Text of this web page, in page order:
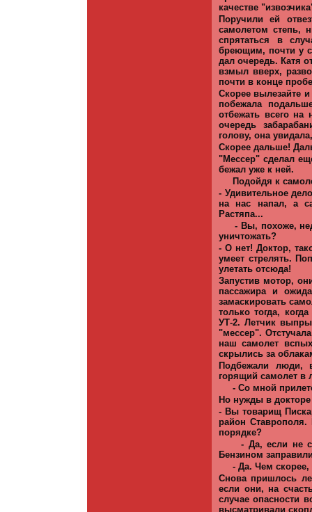
качестве
Поручили ей
самолетом степь,
спрятаться в
бреющим, почти у
дал очередь. Катя
взмыл вверх,
поч­ти в конце
Скорее вылезайте
побежала
отбежать всего на
очередь
голову, она
Скорее дальше!
"Мессер" сделал
бежал уже к ней.
Подойдя к
- Удивительное
на нас напал, а
Растяпа...
- Вы, похоже,
уничтожать?
- О нет! Доктор,
умеет стрелять.
улетать отсюда!
Запустив мотор,
пассажира и
замаскировать
только тогда,
УТ-2. Летчик
"мессер".
наш самолет
скрылись за
Подбежали люди,
горящий самолет в
- Со мной
Но нужды в
- Вы товарищ
район
порядке?
- Да, если не
Бензином
- Да. Чем
Снова пришлось
если они, на
случае опасности
высматривали